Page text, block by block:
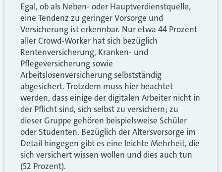
Egal, ob als Neben- oder Hauptverdienstquelle,
eine Tendenz zu geringer Vorsorge und
Versicherung ist erkennbar. Nur etwa 44 Prozent
aller Crowd-Worker hat sich bezüglich
Rentenversicherung, Kranken- und
Pflegeversicherung sowie
Arbeitslosenversicherung selbstständig
abgesichert. Trotzdem muss hier beachtet
werden, dass einige der digitalen Arbeiter nicht in
der Pflicht sind, sich selbst zu versichern; zu
dieser Gruppe gehören beispielsweise Schüler
oder Studenten. Bezüglich der Altersvorsorge im
Detail hingegen gibt es eine leichte Mehrheit, die
sich versichert wissen wollen und dies auch tun
(52 Prozent).